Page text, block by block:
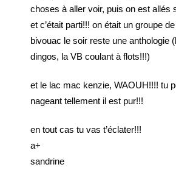
choses à aller voir, puis on est allés
et c’était parti!!! on était un groupe
bivouac le soir reste une anthologie
dingos, la VB coulant à flots!!!)
et le lac mac kenzie, WAOUH!!!! tu
nageant tellement il est pur!!!
en tout cas tu vas t’éclater!!!
a+
sandrine